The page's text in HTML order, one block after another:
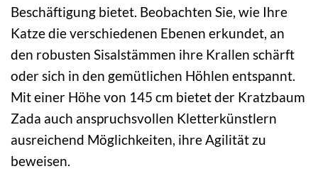
Beschäftigung bietet. Beobachten Sie, wie Ihre
Katze die verschiedenen Ebenen erkundet, an
den robusten Sisalstämmen ihre Krallen schärft
oder sich in den gemütlichen Höhlen entspannt.
Mit einer Höhe von 145 cm bietet der Kratzbaum
Zada auch anspruchsvollen Kletterkünstlern
ausreichend Möglichkeiten, ihre Agilität zu
beweisen.